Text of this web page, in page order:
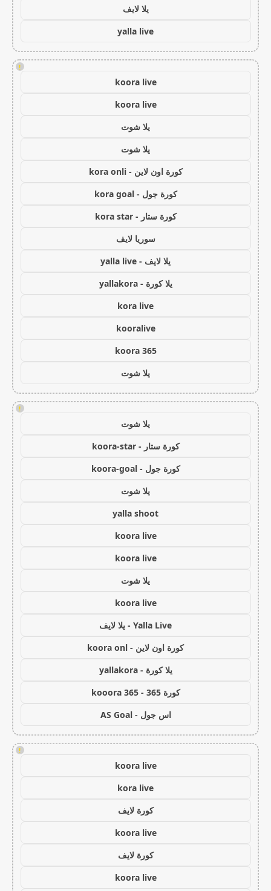
يلا لايف
yalla live
!
koora live
koora live
يلا شوت
يلا شوت
كورة اون لاين - kora onli
كورة جول - kora goal
كورة ستار - kora star
سوريا لايف
يلا لايف - yalla live
يلا كورة - yallakora
kora live
kooralive
koora 365
يلا شوت
!
يلا شوت
كورة ستار - koora-star
كورة جول - koora-goal
يلا شوت
yalla shoot
koora live
koora live
يلا شوت
koora live
Yalla Live - يلا لايف
كورة اون لاين - koora onl
يلا كورة - yallakora
كورة 365 - kooora 365
اس جول - AS Goal
!
koora live
kora live
كورة لايف
koora live
كورة لايف
koora live